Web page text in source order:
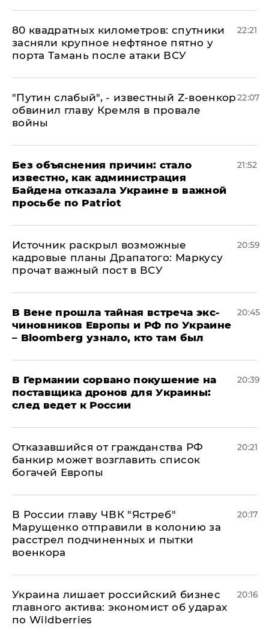
80 квадратных километров: спутники
засняли крупное нефтяное пятно у
порта Тамань после атаки ВСУ
22:21
​"Путин слабый", - известный Z-военкор
обвинил главу Кремля в провале
войны
22:07
Без объяснения причин: стало
известно, как администрация
Байдена отказала Украине в важной
просьбе по Patriot
21:52
​Источник раскрыл возможные
кадровые планы Драпатого: Маркусу
прочат важный пост в ВСУ
20:59
В Вене прошла тайная встреча экс-
чиновников Европы и РФ по Украине
– Bloomberg узнало, кто там был
20:45
​В Германии сорвано покушение на
поставщика дронов для Украины:
след ведет к России
20:39
Отказавшийся от гражданства РФ
банкир может возглавить список
богачей Европы
20:21
В России главу ЧВК "Ястреб"
Марущенко отправили в колонию за
расстрел подчиненных и пытки
военкора
20:17
​Украина лишает российский бизнес
главного актива: экономист об ударах
по Wildberries
20:16